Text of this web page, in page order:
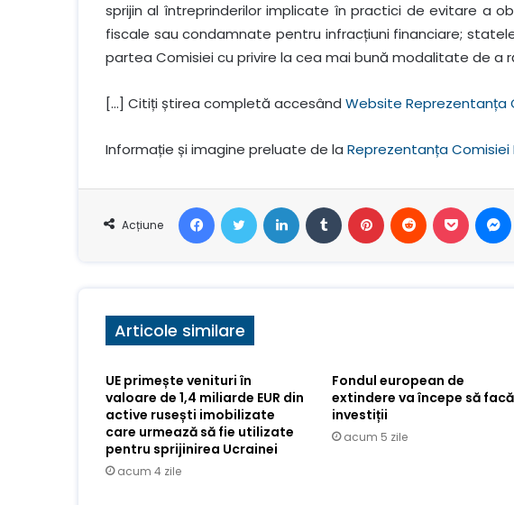
sprijin al întreprinderilor implicate în practici de evitare a
fiscale sau condamnate pentru infracțiuni financiare;
partea Comisiei cu privire la cea mai bună modalitate de a
[…] Citiți știrea completă accesând Website Reprezentanța
Informație și imagine preluate de la Reprezentanța Comisiei
Acțiune
FacebookStare de nervozitateLinkedIn Tumblr Pinterest Reddit Buzunar
Articole similare
UE primește venituri în
valoare de 1,4 miliarde EUR din
active rusești imobilizate
care urmează să fie utilizate
pentru sprijinirea Ucrainei
acum 4 zile
Fondul european de
extindere va începe să facă
investiții
acum 5 zile